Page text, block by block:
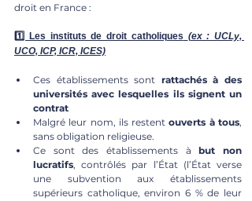
droit en France :
1️⃣ Les instituts de droit catholiques (ex : UCLy,
UCO, ICP, ICR, ICES)
Ces établissements sont rattachés à des
universités avec lesquelles ils signent un
contrat
Malgré leur nom, ils restent ouverts à tous,
sans obligation religieuse.
Ce sont des établissements à but non
lucratifs, contrôlés par l’État (l’État verse
une subvention aux établissements
supérieurs catholique, environ 6 % de leur